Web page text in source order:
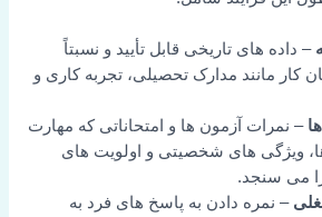
– داده های تاریخی قابل تأیید و نسبتاً
کار مانند مدارک تحصیلی، تجربه کاری و
– نمرات آزمون ها و امتحاناتی که مهارت
ویژگی های شخصیتی و اولویت های
می سنجد.
– نمره دادن به پاسخ های فرد به